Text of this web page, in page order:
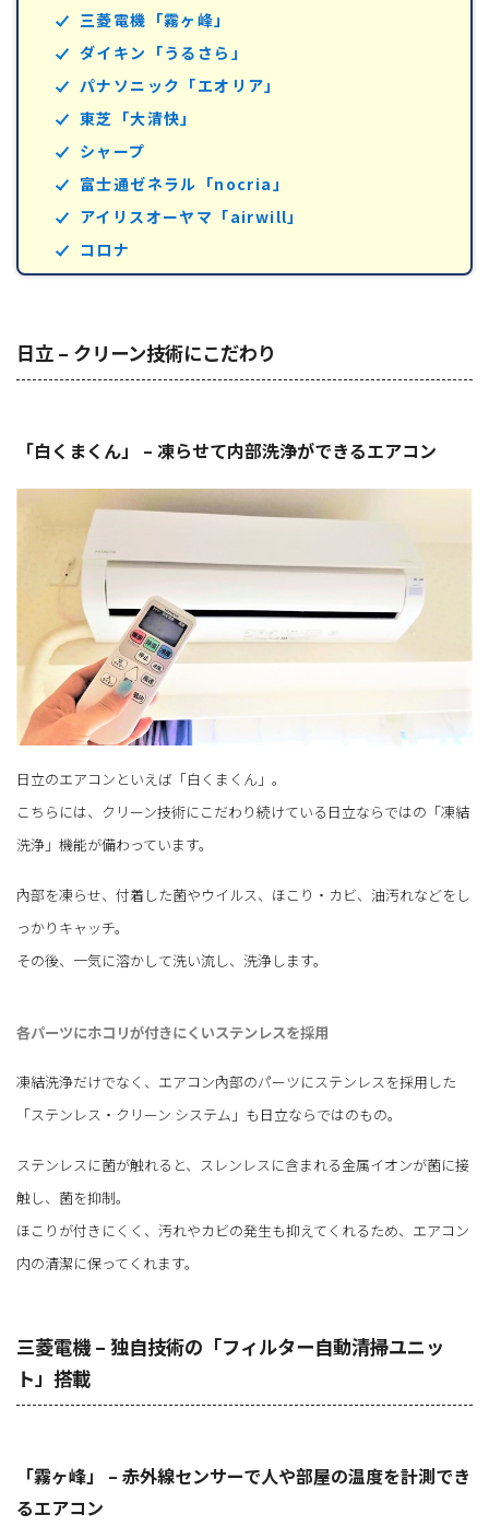
三菱電機「霧ヶ峰」
ダイキン「うるさら」
パナソニック「エオリア」
東芝「大清快」
シャープ
富士通ゼネラル「nocria」
アイリスオーヤマ「airwill」
コロナ
日立 – クリーン技術にこだわり
「白くまくん」 – 凍らせて内部洗浄ができるエアコン
日立のエアコンといえば「白くまくん」。
こちらには、クリーン技術にこだわり続けている日立ならではの「凍結
洗浄」機能が備わっています。
內部を凍らせ、付着した菌やウイルス、ほこり・カビ、油汚れなどをし
っかりキャッチ。
その後、一気に溶かして洗い流し、洗浄します。
各パーツにホコリが付きにくいステンレスを採用
凍結洗浄だけでなく、エアコン內部のパーツにステンレスを採用した
「ステンレス・クリーン システム」も日立ならではのもの。
ステンレスに菌が触れると、スレンレスに含まれる金属イオンが菌に接
触し、菌を抑制。
ほこりが付きにくく、汚れやカビの発生も抑えてくれるため、エアコン
内の清潔に保ってくれます。
三菱電機 – 独自技術の「フィルター自動清掃ユニッ
ト」搭載
「霧ヶ峰」 – 赤外線センサーで人や部屋の温度を計測でき
るエアコン